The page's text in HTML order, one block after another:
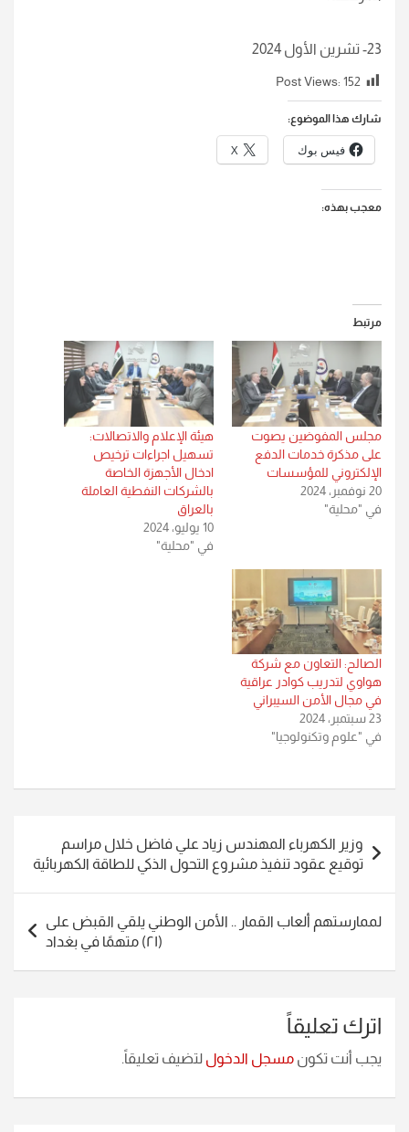
23- تشرين الأول 2024
Post Views: 152
شارك هذا الموضوع:
فيس بوك X
معجب بهذه:
مرتبط
مجلس المفوضين يصوت
على مذكرة خدمات الدفع
الإلكتروني للمؤسسات
20 نوفمبر، 2024
في "محلية"
هيئة الإعلام والاتصالات:
تسهيل اجراءات ترخيص
ادخال الأجهزة الخاصة
بالشركات النفطية العاملة
بالعراق
10 يوليو، 2024
في "محلية"
الصالح: التعاون مع شركة
هواوي لتدريب كوادر عراقية
في مجال الأمن السيبراني
23 سبتمبر، 2024
في "علوم وتكنولوجيا"
المقالات
وزير الكهرباء المهندس زياد علي فاضل خلال مراسم
توقيع عقود تنفيذ مشروع التحول الذكي للطاقة الكهربائية
لممارستهم ألعاب القمار .. الأمن الوطني يلقي القبض على
(٢١) متهمًا في بغداد
اترك تعليقاً
يجب أنت تكون مسجل الدخول لتضيف تعليقاً.